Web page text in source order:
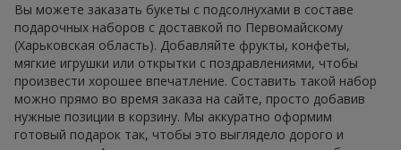
Вы можете заказать букеты с подсолнухами в составе
подарочных наборов с доставкой по Первомайскому
(Харьковская область). Добавляйте фрукты, конфеты,
мягкие игрушки или открытки с поздравлениями, чтобы
произвести хорошее впечатление. Составить такой набор
можно прямо во время заказа на сайте, просто добавив
нужные позиции в корзину. Мы аккуратно оформим
готовый подарок так, чтобы это выглядело дорого и